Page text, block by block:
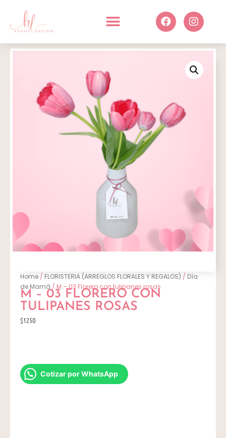
Home / FLORISTERIA (ARREGLOS FLORALES Y REGALOS) / Día
de Mamá / M – 03 Florero con tulipanes rosas
M – 03 FLORERO CON
TULIPANES ROSAS
$1250
Cotizar por WhatsApp